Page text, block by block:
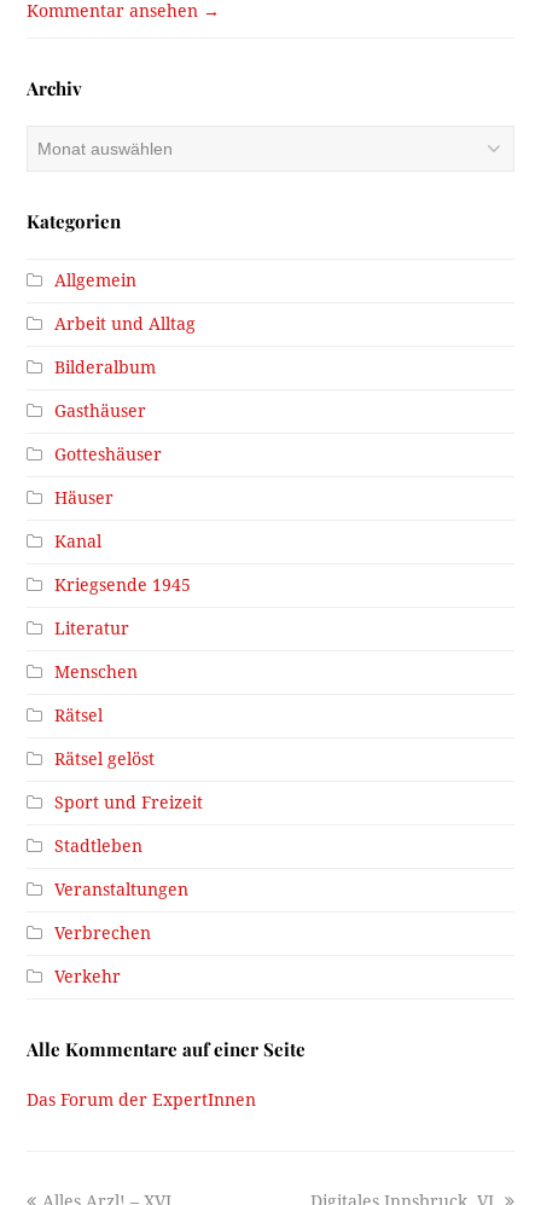
Kommentar ansehen →
Archiv
Kategorien
Allgemein
Arbeit und Alltag
Bilderalbum
Gasthäuser
Gotteshäuser
Häuser
Kanal
Kriegsende 1945
Literatur
Menschen
Rätsel
Rätsel gelöst
Sport und Freizeit
Stadtleben
Veranstaltungen
Verbrechen
Verkehr
Alle Kommentare auf einer Seite
Das Forum der ExpertInnen
previous next